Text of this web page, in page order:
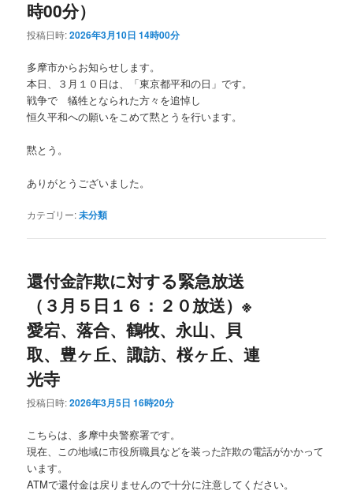
時00分）
投稿日時:2026年3月10日 14時00分
多摩市からお知らせします。
本日、３月１０日は、「東京都平和の日」です。
戦争で 犠牲となられた方々を追悼し
恒久平和への願いをこめて黙とうを行います。
黙とう。
ありがとうございました。
カテゴリー:未分類
還付金詐欺に対する緊急放送
（３月５日１６：２０放送）※
愛宕、落合、鶴牧、永山、貝
取、豊ヶ丘、諏訪、桜ヶ丘、連
光寺
投稿日時:2026年3月5日 16時20分
こちらは、多摩中央警察署です。
現在、この地域に市役所職員などを装った詐欺の電話がかかって
います。
ATMで還付金は戻りませんので十分に注意してください。